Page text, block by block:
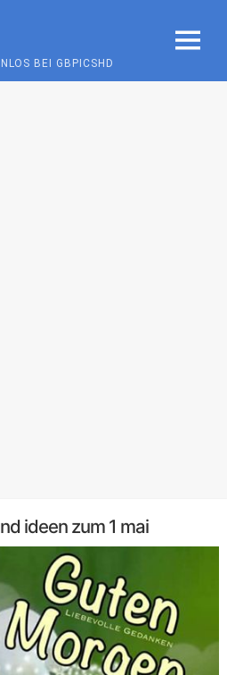
BEI GBPICSHD
MENU
ideen zum 1 mai